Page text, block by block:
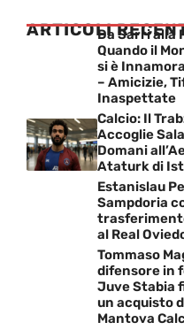
ARTICOLIDa Sarri alla
Quando il
si è
– Amicizie,
Inaspettate
Calcio: Il
Accoglie
Domani
Ataturk di
Estanislau
Sampdoria
al Real
Tommaso
difensore in
Juve Stabia
un acquisto
Mantova